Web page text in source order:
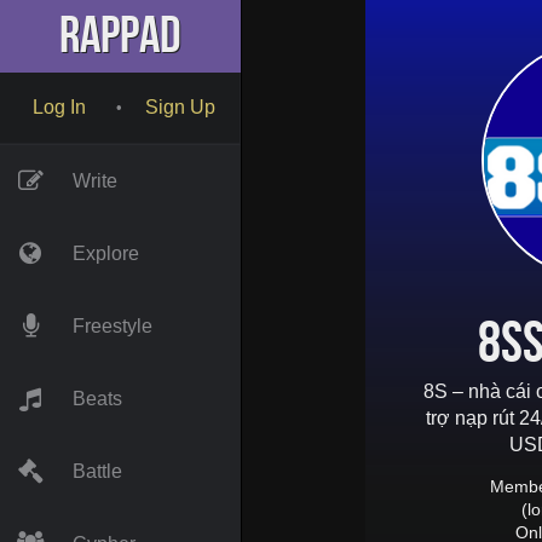
RapPad
Log In • Sign Up
Write
Explore
Freestyle
Beats
Battle
8S – nhà cái
trợ nạp rút